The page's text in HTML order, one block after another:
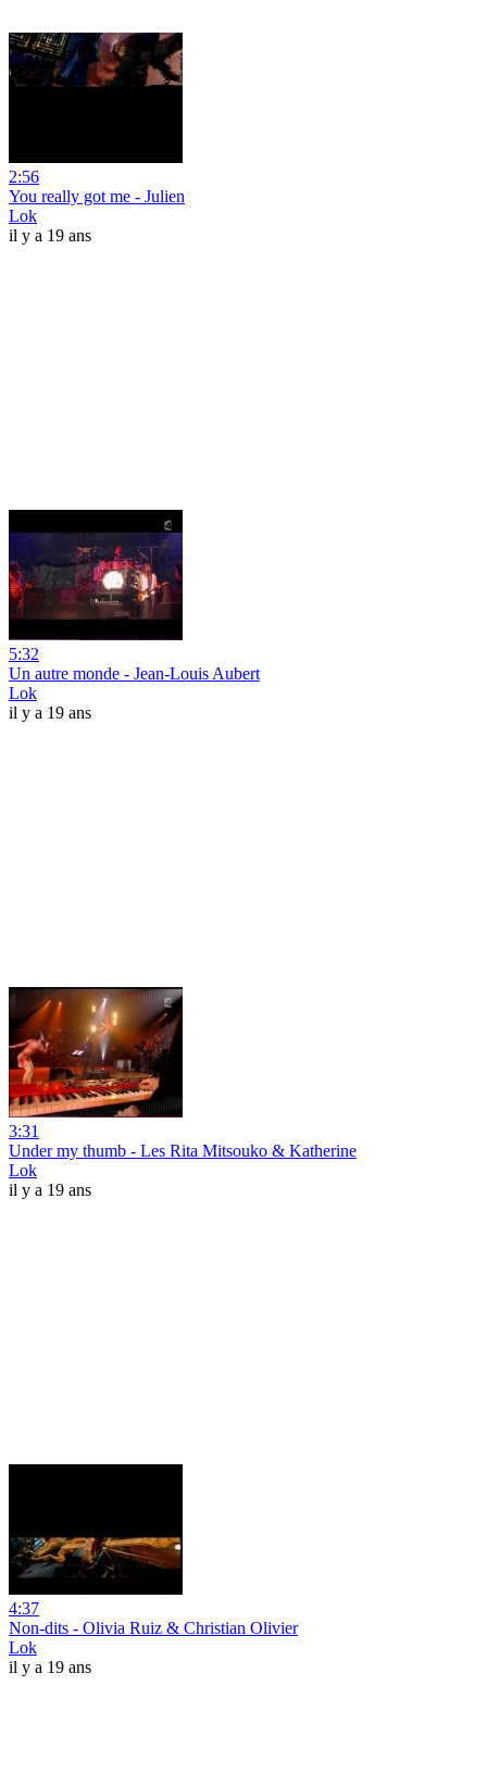
2:56
You really got me - Julien
Lok
il y a 19 ans
5:32
Un autre monde - Jean-Louis Aubert
Lok
il y a 19 ans
3:31
Under my thumb - Les Rita Mitsouko & Katherine
Lok
il y a 19 ans
4:37
Non-dits - Olivia Ruiz & Christian Olivier
Lok
il y a 19 ans